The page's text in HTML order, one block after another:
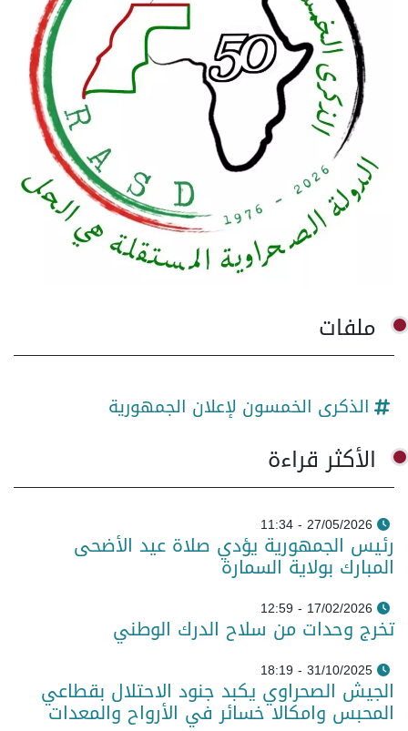
ملفات
الذكرى الخمسون لإعلان الجمهورية
الأكثر قراءة
27/05/2026 - 11:34
رئيس الجمهورية يؤدي صلاة عيد الأضحى
المبارك بولاية السمارة
17/02/2026 - 12:59
تخرج وحدات من سلاح الدرك الوطني
31/10/2025 - 18:19
الجيش الصحراوي يكبد جنود الاحتلال بقطاعي
المحبس وامكالا خسائر في الأرواح والمعدات